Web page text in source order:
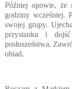
Później opowie, że
godziny wcześniej.
swojej grupy.
przystanku i
posłuszeństwa.
obiad.